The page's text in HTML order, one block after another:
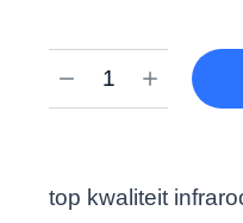
top kwaliteit